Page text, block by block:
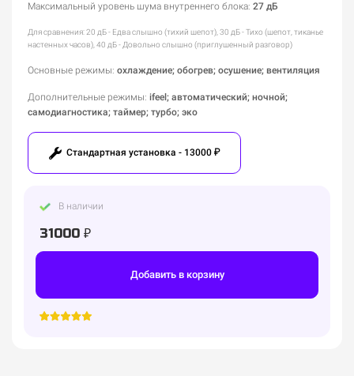
Максимальный уровень шума внутреннего блока: 27 дБ
Для сравнения: 20 дБ - Едва слышно (тихий шепот), 30 дБ - Тихо (шепот, тиканье
настенных часов), 40 дБ - Довольно слышно (приглушенный разговор)
Основные режимы: охлаждение; обогрев; осушение; вентиляция
Дополнительные режимы: ifeel; автоматический; ночной;
самодиагностика; таймер; турбо; эко
Стандартная установка - 13000 ₽
В наличии
31000 ₽
Добавить в корзину